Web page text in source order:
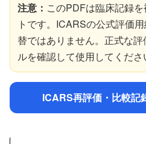
注意： このPDFは臨床記録
トです。ICARSの公式評価
替ではありません。正式な
ルを確認して使用してくださ
ICARS再評価・比較記